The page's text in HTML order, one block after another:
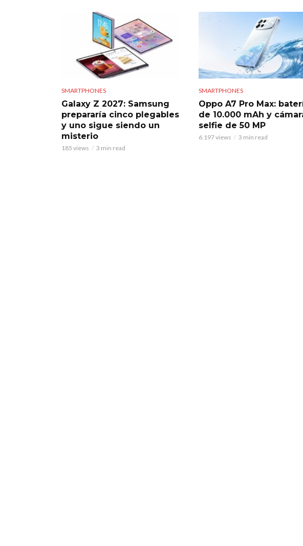
SMARTPHONES
Galaxy Z 2027: Samsung
prepararía cinco plegables
y uno sigue siendo un
misterio
185 views 3 min read
SMARTPHONES
Oppo A7 Pro Max:
de 10.000 mAh y
selfie de 50 MP
6.197 views 3 min read